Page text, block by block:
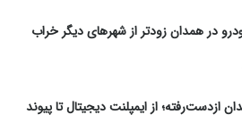
در همدان زودتر از شهرهای دیگر خراب
ازدست‌رفته؛ از ایمپلنت دیجیتال تا پیوند